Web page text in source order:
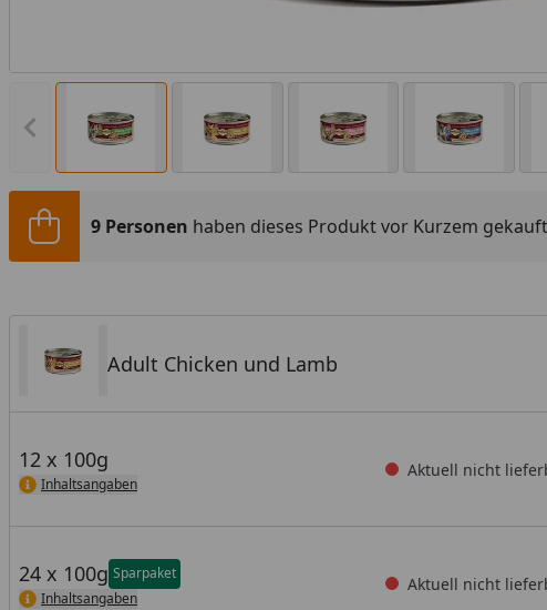
Vorheriges Bild anzeigen
9 Personen haben dieses Produkt vor Kurzem
Adult Chicken und Lamb
12 x 100g
Inhaltsangaben
Aktuell nicht
24 x 100g Sparpaket
Inhaltsangaben
Aktuell nicht